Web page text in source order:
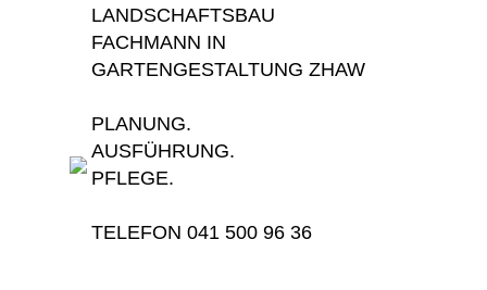
LANDSCHAFTSBAU
FACHMANN IN
GARTENGESTALTUNG ZHAW
PLANUNG.
AUSFÜHRUNG.
PFLEGE.
TELEFON 041 500 96 36